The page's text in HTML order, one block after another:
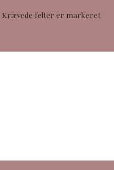
Krævede felter er markeret